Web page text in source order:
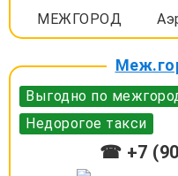
МЕЖГОРОД
Выгодно по
Недорогое такси
☎ +7